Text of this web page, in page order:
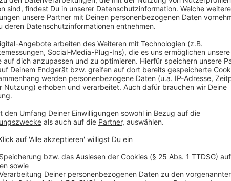
14:43 Uhr - Münster: Bombenfund in der York-
In Münster ist in der York-Kaserne ein Blindgänger
worden. Der Kampfmittelbeseitigungsdienst
diesen Minuten ein Umkreis von 250 Metern um den
Anzeige
13:47 Münster: Krisenstab ruft zu Corona-